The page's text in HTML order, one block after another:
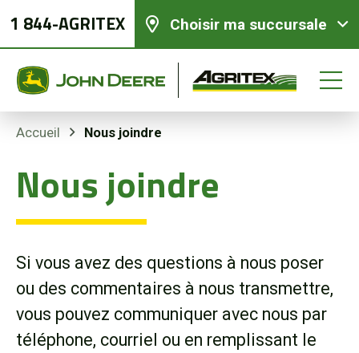
1 844-AGRITEX Choisir ma succursale
Accueil Nous joindre
Nous joindre
Si vous avez des questions à nous poser
ou des commentaires à nous transmettre,
vous pouvez communiquer avec nous par
téléphone, courriel ou en remplissant le
Équipements neufs
Pièces et services
Agriculture de précision